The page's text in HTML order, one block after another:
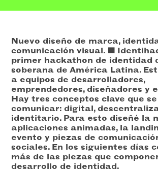
Nuevo diseño de marca,
comunicación visual. 🟩
primer hackathon de identidad
soberana de América Latina.
a equipos de desarrolladores,
emprendedores, diseñadores y
Hay tres conceptos clave que
comunicar: digital,
identitario. Para esto diseñé la
aplicaciones animadas, la
evento y piezas de
sociales. En los siguientes días
más de las piezas que
desarrollo de identidad.